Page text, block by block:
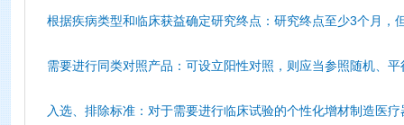
根据疾病类型和临床获益确定研究终点：研究终点至少3个月
需要进行同类对照产品：可设立阳性对照，则应当参照随机、
入选、排除标准：对于需要进行临床试验的个性化增材制造医